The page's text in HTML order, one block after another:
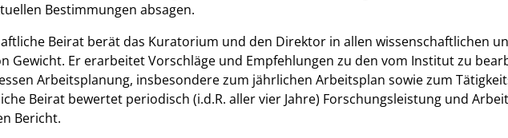
Bestimmungen absagen.
Beirat berät das Kuratorium und den Direktor in allen wissenschaftlichen
Gewicht. Er erarbeitet Vorschläge und Empfehlungen zu den vom Institut zu
Arbeitsplanung, insbesondere zum jährlichen Arbeitsplan sowie zum
Beirat bewertet periodisch (i.d.R. aller vier Jahre) Forschungsleistung und
Bericht.